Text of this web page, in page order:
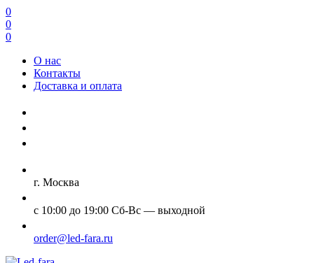
0
0
0
О нас
Контакты
Доставка и оплата
г. Москва
с 10:00 до 19:00 Сб-Вс — выходной
order@led-fara.ru